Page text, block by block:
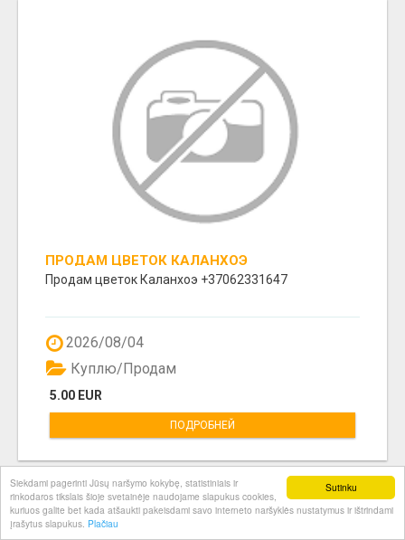
Sutinku
Siekdami pagerinti Jūsų naršymo kokybę, statistiniais ir
rinkodaros tikslais šioje svetainėje naudojame slapukus cookies,
kuriuos galite bet kada atšaukti pakeisdami savo interneto naršyklės nustatymus ir ištrindami
įrašytus slapukus. Plačiau
ПРОДАМ ЦВЕТОК КАЛАНХОЭ
Продам цветок Каланхоэ +37062331647
2026/08/04
5.00 EUR
Куплю/Продам
ПОДРОБНЕЙ